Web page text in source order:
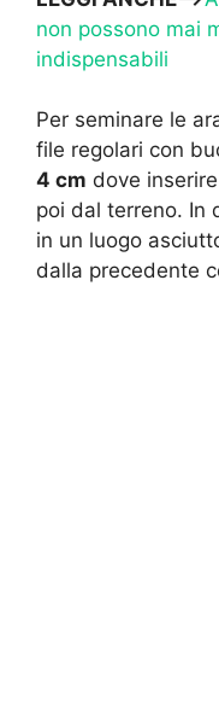
non possono mai
indispensabili
Per seminare le
file regolari con
4 cm dove
poi dal terreno. In
in un luogo
dalla precedente